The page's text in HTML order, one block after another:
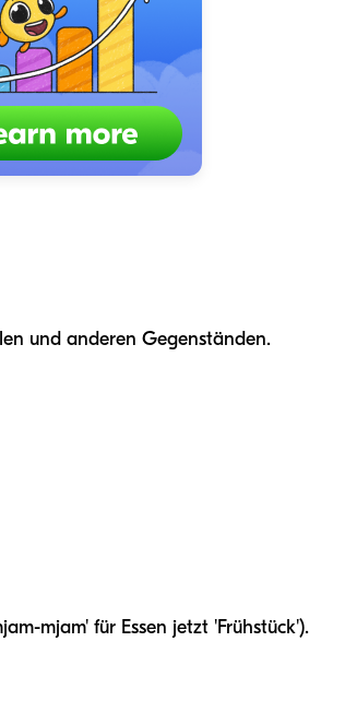
und anderen Gegenständen.
mjam' für Essen jetzt 'Frühstück').